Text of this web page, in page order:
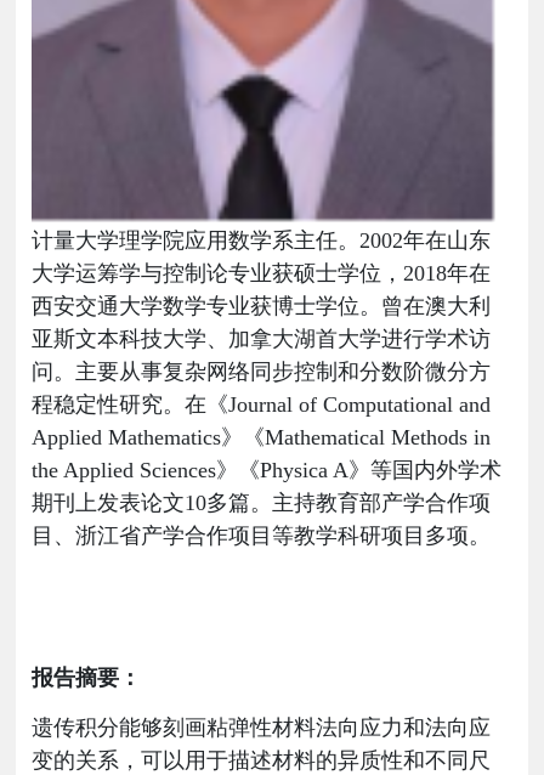
计量大学理学院应用数学系主任。2002年在山东
大学运筹学与控制论专业获硕士学位，2018年在
西安交通大学数学专业获博士学位。曾在澳大利
亚斯文本科技大学、加拿大湖首大学进行学术访
问。主要从事复杂网络同步控制和分数阶微分方
程稳定性研究。在《Journal of Computational and
Applied Mathematics》《Mathematical Methods in
the Applied Sciences》《Physica A》等国内外学术
期刊上发表论文10多篇。主持教育部产学合作项
目、浙江省产学合作项目等教学科研项目多项。
报告摘要：
遗传积分能够刻画粘弹性材料法向应力和法向应
变的关系，可以用于描述材料的异质性和不同尺